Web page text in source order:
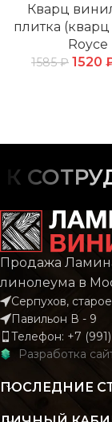
Кварц
плитка
Royce
1585₽ 1520
Продажа
линолеума в
Серпухов,
Павильон В - 9
Телефон: +7
Разработка
ПОСЛЕДНИЕ